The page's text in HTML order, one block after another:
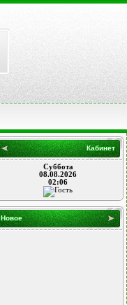
Кабинет
Суббота
08.08.2026
02:06
Новое